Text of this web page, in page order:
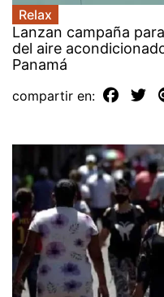
Relax
Lanzan campaña
del aire
Panamá
compartir en: